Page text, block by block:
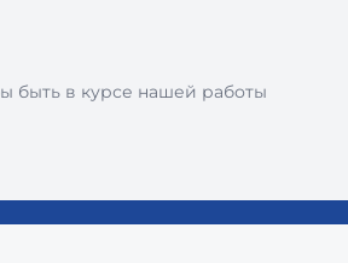
быть в курсе нашей работы